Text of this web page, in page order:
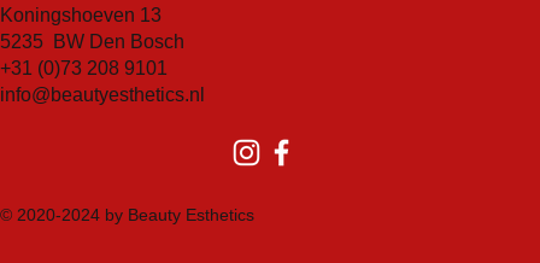
Koningshoeven 13
5235 BW Den Bosch
+31 (0)73 208 9101
info@beautyesthetics.nl
© 2020-2024 by Beauty Esthetics